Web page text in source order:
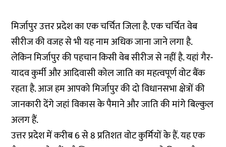
मिर्जापुर उत्तर प्रदेश का एक चर्चित जिला है. एक चर्चित वेब
सीरीज की वजह से भी यह नाम अधिक जाना जाने लगा है.
लेकिन मिर्जापुर की पहचान किसी वेब सीरीज से नहीं है. यहां गैर-
यादव कुर्मी और आदिवासी कोल जाति का महत्वपूर्ण वोट बैंक
रहता है. आज हम आपको मिर्जापुर की दो विधानसभा क्षेत्रों की
जानकारी देंगे जहां विकास के पैमाने और जाति की मांगे बिल्कुल
अलग हैं.
उत्तर प्रदेश में करीब 6 से 8 प्रतिशत वोट कुर्मियों के हैं. यह एक